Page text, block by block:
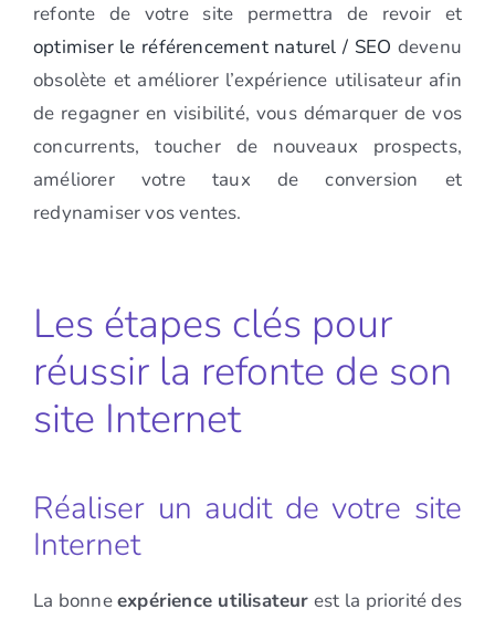
refonte de votre site permettra de revoir et
optimiser le référencement naturel / SEO devenu
obsolète et améliorer l’expérience utilisateur afin
de regagner en visibilité, vous démarquer de vos
concurrents, toucher de nouveaux prospects,
améliorer votre taux de conversion et
redynamiser vos ventes.
Les étapes clés pour
réussir la refonte de son
site Internet
Réaliser un audit de votre site
Internet
La bonneexpérience utilisateur est la priorité des